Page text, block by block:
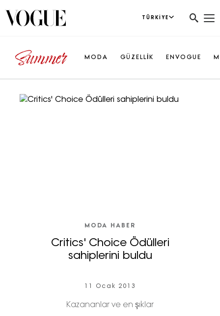
TÜRKIYE
MODA GÜZELLİK ENVOGUE
MODA HABER
Critics' Choice Ödülleri
sahiplerini buldu
11 Ocak 2013
Kazananlar ve en şıklar